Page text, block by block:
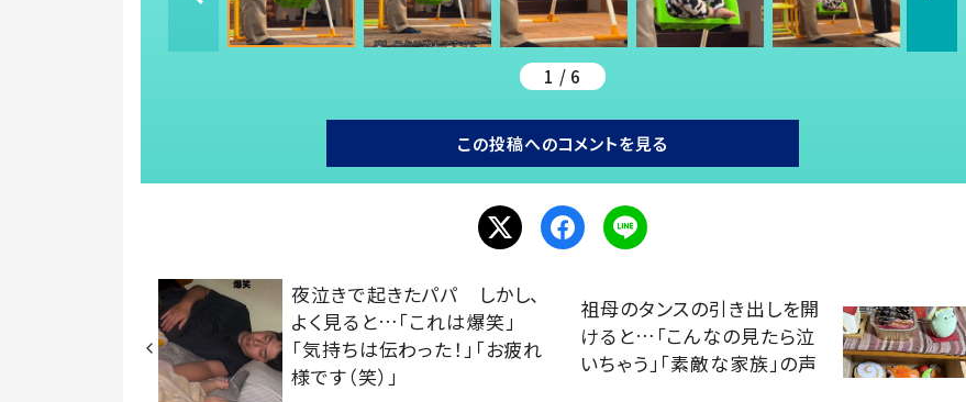
1 / 6
この投稿へのコメントを見る
夜泣きで起きたパパ しかし、
よく見ると…「これは爆笑」
「気持ちは伝わった！」「お疲れ
様です（笑）」
祖母のタンスの引き出しを開
けると…「こんなの見たら泣
いちゃう」「素敵な家族」の声